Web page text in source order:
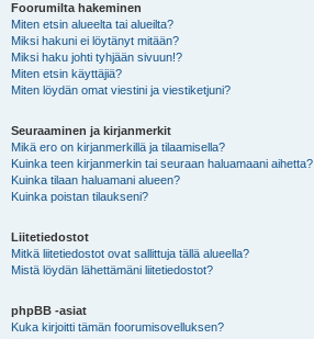
Foorumilta hakeminen
Miten etsin alueelta tai alueilta?
Miksi hakuni ei löytänyt mitään?
Miksi haku johti tyhjään sivuun!?
Miten etsin käyttäjiä?
Miten löydän omat viestini ja viestiketjuni?
Seuraaminen ja kirjanmerkit
Mikä ero on kirjanmerkillä ja tilaamisella?
Kuinka teen kirjanmerkin tai seuraan haluamaani aihetta?
Kuinka tilaan haluamani alueen?
Kuinka poistan tilaukseni?
Liitetiedostot
Mitkä liitetiedostot ovat sallittuja tällä alueella?
Mistä löydän lähettämäni liitetiedostot?
phpBB -asiat
Kuka kirjoitti tämän foorumisovelluksen?